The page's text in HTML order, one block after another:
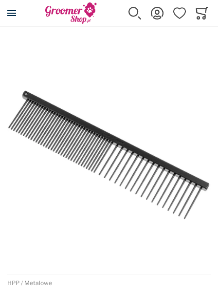
Przejdź na stronę główną
Szukaj Zaloguj sięUlubione
Przejdź na początek galerii
HPP Metalowe